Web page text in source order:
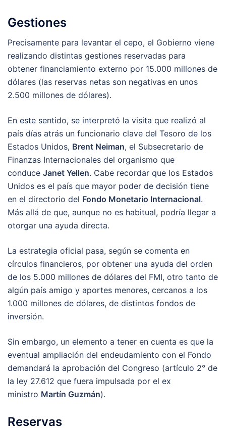
Gestiones
Precisamente para levantar el cepo, el Gobierno viene
realizando distintas gestiones reservadas para
obtener financiamiento externo por 15.000 millones de
dólares (las reservas netas son negativas en unos
2.500 millones de dólares).
En este sentido, se interpretó la visita que realizó al
país días atrás un funcionario clave del Tesoro de los
Estados Unidos, Brent Neiman, el Subsecretario de
Finanzas Internacionales del organismo que
conduce Janet Yellen. Cabe recordar que los Estados
Unidos es el país que mayor poder de decisión tiene
en el directorio del Fondo Monetario Internacional.
Más allá de que, aunque no es habitual, podría llegar a
otorgar una ayuda directa.
La estrategia oficial pasa, según se comenta en
círculos financieros, por obtener una ayuda del orden
de los 5.000 millones de dólares del FMI, otro tanto de
algún país amigo y aportes menores, cercanos a los
1.000 millones de dólares, de distintos fondos de
inversión.
Sin embargo, un elemento a tener en cuenta es que la
eventual ampliación del endeudamiento con el Fondo
demandará la aprobación del Congreso (artículo 2° de
la ley 27.612 que fuera impulsada por el ex
ministro Martín Guzmán).
Reservas